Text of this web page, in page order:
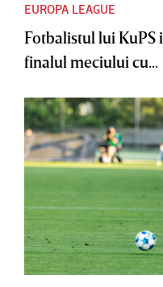
EUROPA LEAGUE
Fotbalistul lui KuPS
finalul meciului cu...